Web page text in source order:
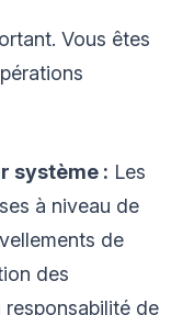
Vous êtes
système : Les
à niveau de
de
des
de